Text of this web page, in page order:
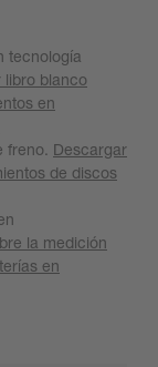
tecnología
libro blanco
en
Descargar
de discos
la medición
en